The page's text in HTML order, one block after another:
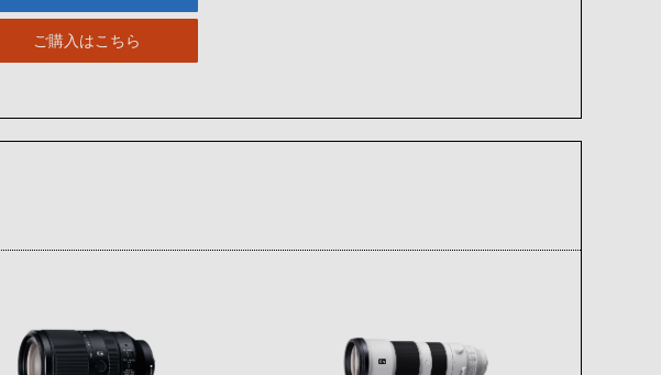
ご購入はこちら